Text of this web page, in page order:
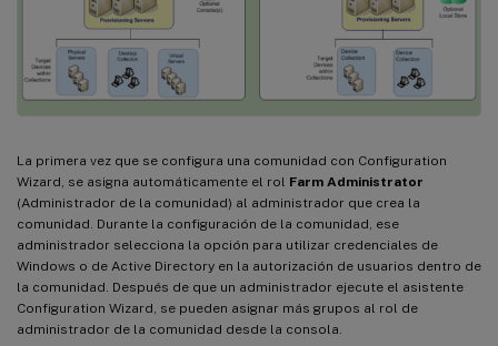
La primera vez que se configura una comunidad con Configuration
Wizard, se asigna automáticamente el rol Farm Administrator
(Administrador de la comunidad) al administrador que crea la
comunidad. Durante la configuración de la comunidad, ese
administrador selecciona la opción para utilizar credenciales de
Windows o de Active Directory en la autorización de usuarios dentro de
la comunidad. Después de que un administrador ejecute el asistente
Configuration Wizard, se pueden asignar más grupos al rol de
administrador de la comunidad desde la consola.